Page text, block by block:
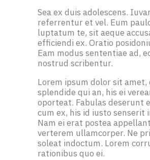
Sea ex duis adolescens.
referrentur et vel. Eum
luptatum te, sit aeque
efficiendi ex. Oratio
Eam modus sententiae ad,
nostrud scribentur.
Lorem ipsum dolor sit amet,
splendide qui an, his ei
oporteat. Fabulas deserunt
cum ex, his id iusto senserit
Nam ei erat postea
verterem ullamcorper. Ne
soleat indoctum. Lorem
rationibus quo ei.